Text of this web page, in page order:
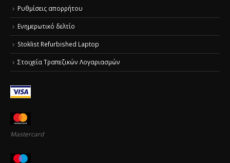
Ρυθμίσεις απορρήτου
Ενημερωτικό δελτίο
Stoklist Refurbished Laptop
Στοιχεία Τραπεζικών Λογαριασμών
Mastercard